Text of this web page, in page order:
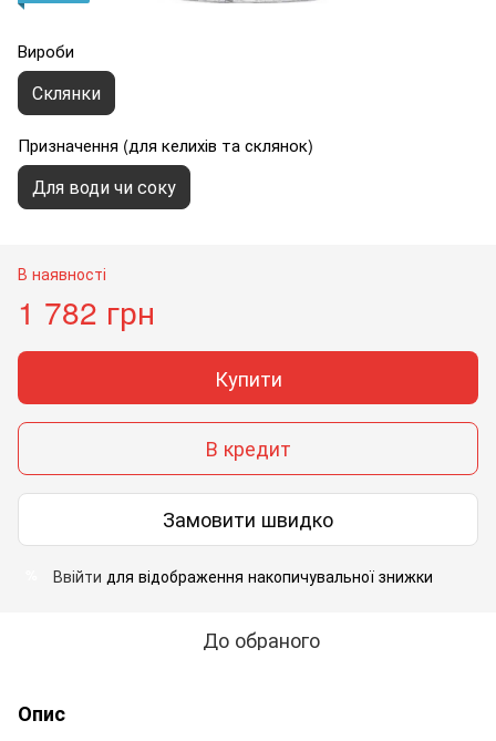
Вироби
Склянки
Призначення (для келихів та склянок)
Для води чи соку
В наявності
1 782 грн
Купити
В кредит
Замовити швидко
Ввійти для відображення накопичувальної знижки
До обраного
Опис